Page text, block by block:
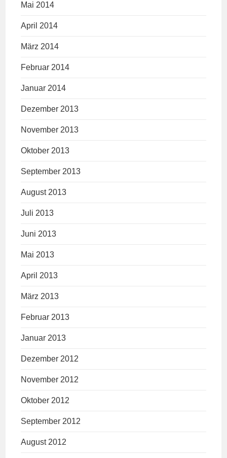
Mai 2014
April 2014
März 2014
Februar 2014
Januar 2014
Dezember 2013
November 2013
Oktober 2013
September 2013
August 2013
Juli 2013
Juni 2013
Mai 2013
April 2013
März 2013
Februar 2013
Januar 2013
Dezember 2012
November 2012
Oktober 2012
September 2012
August 2012